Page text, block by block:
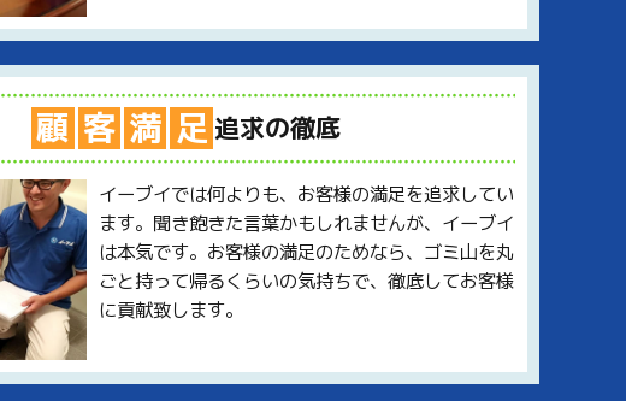
顧 客 満 足 追求の徹底
イーブイでは何よりも、お客様の満足を追求してい
ます。聞き飽きた言葉かもしれませんが、イーブイ
は本気です。お客様の満足のためなら、ゴミ山を丸
ごと持って帰るくらいの気持ちで、徹底してお客様
に貢献致します。